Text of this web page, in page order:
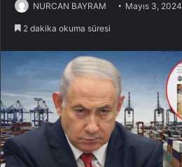
NURCAN BAYRAM Mayıs 3, 2024
2 dakika okuma süresi